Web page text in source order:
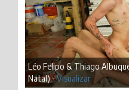
Léo Felipo & Thiago
Natal) -Visualizar